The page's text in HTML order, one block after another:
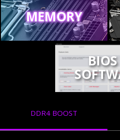
MEMORY
DDR4 BOOST